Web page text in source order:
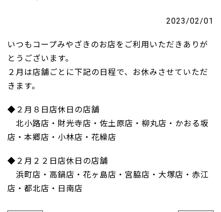
2023/02/01
いつもコープみやざきのお店をご利用いただきありが
とうございます。
２月は店舗ごとに下記の日程で、お休みさせていただ
きます。
◆２月８日店休日の店舗
北小路店・財光寺店・佐土原店・柳丸店・かおる坂
店・本郷店・小林店・花繰店
◆２月２２日店休日の店舗
浜町店・高鍋店・花ヶ島店・宮脇店・大塚店・赤江
店・都北店・日南店